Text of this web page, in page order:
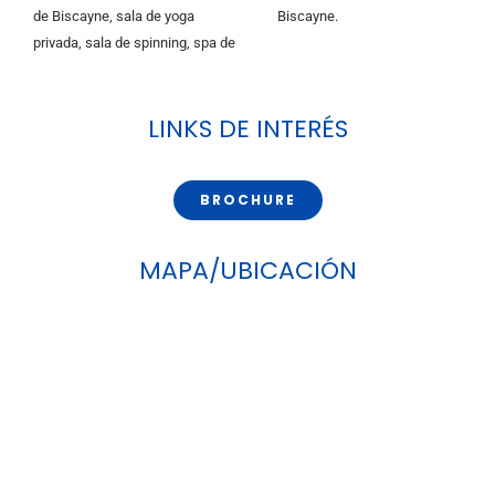
de Biscayne, sala de yoga
privada, sala de spinning, spa de
Biscayne.
LINKS DE INTERÉS
BROCHURE
MAPA/UBICACIÓN